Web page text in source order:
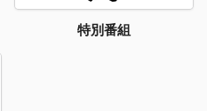
特別番組